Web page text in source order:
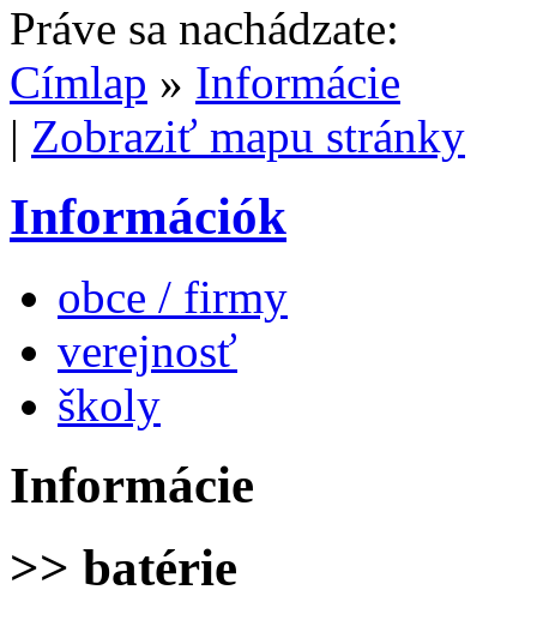
Práve sa nachádzate:
Címlap » Informácie
| Zobraziť mapu stránky
Információk
obce / firmy
verejnosť
školy
Informácie
>> batérie